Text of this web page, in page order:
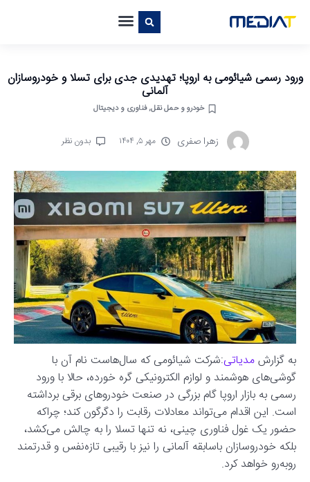
ورود رسمی شیائومی به اروپا؛ تهدیدی جدی برای تسلا و خودروسازان
آلمانی
خودرو و حمل نقل,فناوری و دیجیتال
زهرا صفری مهر ۵, ۱۴۰۴ بدون نظر
به گزارشمدیاتی:شرکت شیائومی که سال‌هاست نام آن با
گوشی‌های هوشمند و لوازم الکترونیکی گره خورده، حالا با ورود
رسمی به بازار اروپا گام بزرگی در صنعت خودروهای برقی برداشته
است. این اقدام می‌تواند معادلات رقابت را دگرگون کند؛ چراکه
حضور یک غول فناوری چینی، نه تنها تسلا را به چالش می‌کشد،
بلکه خودروسازان باسابقه آلمانی را نیز با رقیبی تازه‌نفس و قدرتمند
روبه‌رو خواهد کرد.